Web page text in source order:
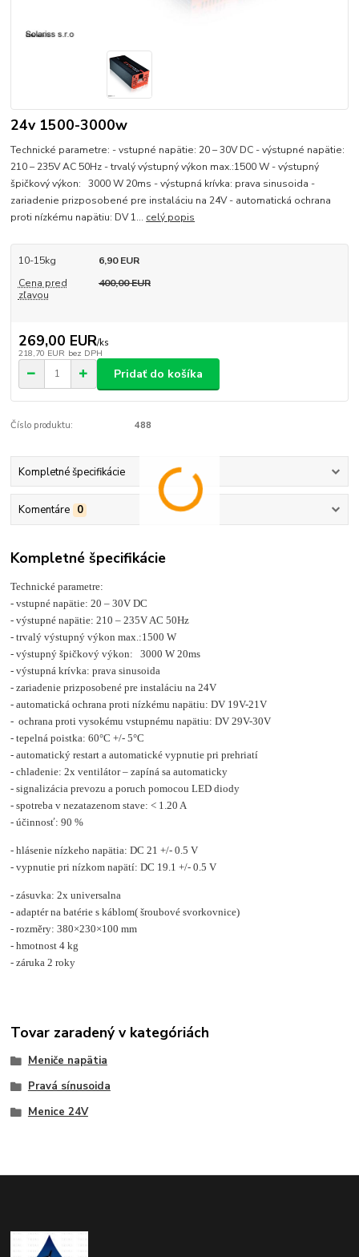
24v 1500-3000w
Technické parametre: - vstupné napätie: 20 – 30V DC - výstupné napätie:
210 – 235V AC 50Hz - trvalý výstupný výkon max.:1500 W - výstupný
špičkový výkon: 3000 W 20ms - výstupná krívka: prava sinusoida -
zariadenie prizposobené pre instaláciu na 24V - automatická ochrana
proti nízkému napätiu: DV 1... celý popis
10-15kg
6,90 EUR
Cena pred
zľavou
400,00 EUR
269,00 EUR/ks
218,70 EUR bez DPH
Pridať do košíka
Číslo produktu: 488
Kompletné špecifikácie
Komentáre 0
Kompletné špecifikácie
Technické parametre:
- vstupné napätie: 20 – 30V DC
- výstupné napätie: 210 – 235V AC 50Hz
- trvalý výstupný výkon max.:1500 W
- výstupný špičkový výkon: 3000 W 20ms
- výstupná krívka: prava sinusoida
- zariadenie prizposobené pre instaláciu na 24V
- automatická ochrana proti nízkému napätiu: DV 19V-21V
- ochrana proti vysokému vstupnému napätiu: DV 29V-30V
- tepelná poistka: 60°C +/- 5°C
- automatický restart a automatické vypnutie pri prehriatí
- chladenie: 2x ventilátor – zapíná sa automaticky
- signalizácia prevozu a poruch pomocou LED diody
- spotreba v nezatazenom stave: < 1.20 A
- účinnosť: 90 %
- hlásenie nízkeho napätia: DC 21 +/- 0.5 V
- vypnutie pri nízkom napätí: DC 19.1 +/- 0.5 V
- zásuvka: 2x universalna
- adaptér na batérie s káblom( šroubové svorkovnice)
- rozměry: 380×230×100 mm
- hmotnost 4 kg
- záruka 2 roky
Tovar zaradený v kategóriách
Meniče napätia
Pravá sínusoida
Menice 24V